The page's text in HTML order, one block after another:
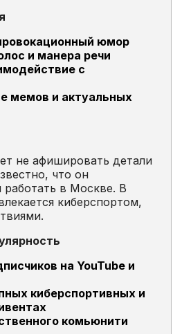
юмор
и манера речи
с
мемов и актуальных
не афишировать детали
что он
в Москве. В
киберспортом,
на YouTube и
киберспортивных и
комьюнити